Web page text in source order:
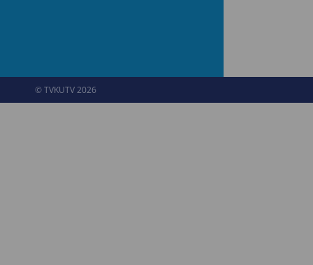
© TVKUTV 2026